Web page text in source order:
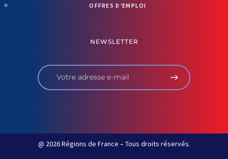
OFFRES D’EMPLOI
NEWSLETTER
@ 2026 Régions de France – Tous droits réservés.